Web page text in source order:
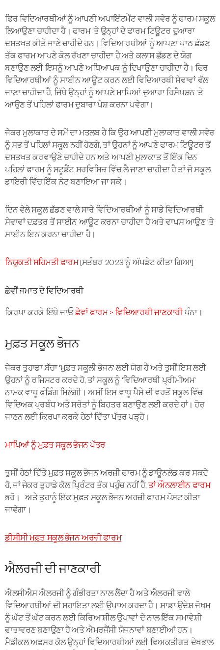
ਫਿਰ ਵਿਦਿਆਰਥੀਆਂ ਨੂੰ ਆਪਣੀ ਅਪਾਇੰਟਮੈਂਟ ਵਾਲੀ ਸਵੇਰ ਨੂੰ ਫਾਰਮ ਸਕੂਲ
ਲਿਆਉਣਾ ਚਾਹੀਦਾ ਹੈ। ਫਾਰਮ 'ਤੇ ਉਨ੍ਹਾਂ ਦੇ ਫਾਰਮ ਟਿਊਟਰ ਦੁਆਰਾ
ਦਸਤਖਤ ਕੀਤੇ ਜਾਣੇ ਚਾਹੀਦੇ ਹਨ। ਵਿਦਿਆਰਥੀਆਂ ਨੂੰ ਆਪਣਾ ਪਾਠ ਛੱਡਣ
ਤੱਕ ਫਾਰਮ ਆਪਣੇ ਕੋਲ ਰੱਖਣਾ ਚਾਹੀਦਾ ਹੈ ਅਤੇ ਕਲਾਸ ਛੱਡਣ ਦੇ ਯੋਗ
ਬਣਾਉਣ ਲਈ ਇਸਨੂੰ ਆਪਣੇ ਅਧਿਆਪਕ ਨੂੰ ਦਿਖਾਉਣਾ ਚਾਹੀਦਾ ਹੈ। ਫਿਰ
ਵਿਦਿਆਰਥੀਆਂ ਨੂੰ ਸਾਈਨ ਆਊਟ ਕਰਨ ਲਈ ਵਿਦਿਆਰਥੀ ਸੇਵਾਵਾਂ ਵੱਲ
ਜਾਣਾ ਚਾਹੀਦਾ ਹੈ, ਜਿੱਥੇ ਉਨ੍ਹਾਂ ਨੂੰ ਆਪਣੇ ਮਾਪਿਆਂ ਦੁਆਰਾ ਰਿਸੈਪਸ਼ਨ 'ਤੇ
ਆਉਣ ਤੋਂ ਪਹਿਲਾਂ ਫਾਰਮ ਦੁਬਾਰਾ ਪੇਸ਼ ਕਰਨਾ ਪਵੇਗਾ।
ਜੇਕਰ ਮੁਲਾਕਾਤ ਦੇ ਸਮੇਂ ਦਾ ਮਤਲਬ ਹੈ ਕਿ ਉਹ ਆਪਣੀ ਮੁਲਾਕਾਤ ਵਾਲੀ ਸਵੇਰ
ਨੂੰ ਸਭ ਤੋਂ ਪਹਿਲਾਂ ਸਕੂਲ ਨਹੀਂ ਹੋਣਗੇ, ਤਾਂ ਉਹਨਾਂ ਨੂੰ ਆਪਣੇ ਫਾਰਮ ਟਿਊਟਰ ਤੋਂ
ਦਸਤਖਤ ਕਰਵਾਉਣੇ ਚਾਹੀਦੇ ਹਨ ਅਤੇ ਆਪਣੀ ਮੁਲਾਕਾਤ ਤੋਂ ਇੱਕ ਦਿਨ
ਪਹਿਲਾਂ ਫਾਰਮ ਨੂੰ ਸਟੂਡੈਂਟ ਸਰਵਿਸਿਜ਼ ਵਿੱਚ ਲੈ ਜਾਣਾ ਚਾਹੀਦਾ ਹੈ ਤਾਂ ਜੋ ਸਕੂਲ
ਡਾਇਰੀ ਵਿੱਚ ਇੱਕ ਨੋਟ ਬਣਾਇਆ ਜਾ ਸਕੇ।
ਦਿਨ ਵੇਲੇ ਸਕੂਲ ਛੱਡਣ ਵਾਲੇ ਸਾਰੇ ਵਿਦਿਆਰਥੀਆਂ ਨੂੰ ਸਾਡੇ ਵਿਦਿਆਰਥੀ
ਸੇਵਾਵਾਂ ਦਫ਼ਤਰ ਤੋਂ ਸਾਈਨ ਆਊਟ ਕਰਨਾ ਚਾਹੀਦਾ ਹੈ ਅਤੇ ਵਾਪਸ ਆਉਣ 'ਤੇ
ਸਾਈਨ ਇਨ ਕਰਨਾ ਚਾਹੀਦਾ ਹੈ।
ਨਿਯੁਕਤੀ ਸਹਿਮਤੀ ਫਾਰਮ[ਸਤੰਬਰ 2023 ਨੂੰ ਅੱਪਡੇਟ ਕੀਤਾ ਗਿਆ]
ਛੇਵੀਂ ਜਮਾਤ ਦੇ ਵਿਦਿਆਰਥੀ
ਕਿਰਪਾ ਕਰਕੇ ਇੱਥੇ ਜਾਓਛੇਵਾਂ ਫਾਰਮ > ਵਿਦਿਆਰਥੀ ਜਾਣਕਾਰੀਪੰਨਾ।
ਮੁਫ਼ਤ ਸਕੂਲ ਭੋਜਨ
ਜੇਕਰ ਤੁਹਾਡਾ ਬੱਚਾ 'ਮੁਫ਼ਤ ਸਕੂਲੀ ਭੋਜਨ' ਲਈ ਯੋਗ ਹੈ ਅਤੇ ਤੁਸੀਂ ਇਸ ਲਈ
ਉਹਨਾਂ ਨੂੰ ਰਜਿਸਟਰ ਕਰਦੇ ਹੋ, ਤਾਂ ਸਕੂਲ ਨੂੰ 'ਵਿਦਿਆਰਥੀ ਪ੍ਰੀਮੀਅਮ'
ਨਾਮਕ ਵਾਧੂ ਫੰਡਿੰਗ ਮਿਲੇਗੀ। ਅਸੀਂ ਇਸ ਵਾਧੂ ਪੈਸੇ ਦੀ ਵਰਤੋਂ ਸਕੂਲ ਵਿੱਚ
ਵਿਦਿਅਕ ਪ੍ਰਬੰਧ ਅਤੇ ਸਰੋਤਾਂ ਨੂੰ ਬਿਹਤਰ ਬਣਾਉਣ ਲਈ ਕਰਦੇ ਹਾਂ। ਹੋਰ
ਜਾਣਨ ਲਈ ਕਿਰਪਾ ਕਰਕੇ ਹੇਠਾਂ ਦਿੱਤਾ ਪੱਤਰ ਪੜ੍ਹੋ।
ਮਾਪਿਆਂ ਨੂੰ ਮੁਫ਼ਤ ਸਕੂਲ ਭੋਜਨ ਪੱਤਰ
ਤੁਸੀਂ ਹੇਠਾਂ ਦਿੱਤੇ ਮੁਫ਼ਤ ਸਕੂਲ ਭੋਜਨ ਅਰਜ਼ੀ ਫਾਰਮ ਨੂੰ ਡਾਊਨਲੋਡ ਕਰ ਸਕਦੇ
ਹੋ, ਜਾਂ ਜੇਕਰ ਤੁਹਾਡੇ ਕੋਲ ਪ੍ਰਿੰਟਰ ਤੱਕ ਪਹੁੰਚ ਨਹੀਂ ਹੈ,ਤਾਂ ਔਨਲਾਈਨ ਫਾਰਮ
ਭਰੋ।
ਅਤੇ ਤੁਹਾਨੂੰ ਇੱਕ ਮੁਫ਼ਤ ਸਕੂਲ ਭੋਜਨ ਅਰਜ਼ੀ ਫਾਰਮ ਪੋਸਟ ਕੀਤਾ
ਜਾਵੇਗਾ।
ਡੀਸੀਸੀ ਮੁਫ਼ਤ ਸਕੂਲ ਭੋਜਨ ਅਰਜ਼ੀ ਫਾਰਮ
ਐਲਰਜੀ ਦੀ ਜਾਣਕਾਰੀ
ਐਲਸੀਐਸ ਐਲਰਜੀ ਨੂੰ ਗੰਭੀਰਤਾ ਨਾਲ ਲੈਂਦਾ ਹੈ ਅਤੇ ਐਲਰਜੀ ਵਾਲੇ
ਵਿਦਿਆਰਥੀਆਂ ਦੀ ਸਹਾਇਤਾ ਲਈ ਉਪਾਅ ਕਰਦਾ ਹੈ। ਸਾਡਾ ਉਦੇਸ਼ ਜੋਖਮ
ਨੂੰ ਘੱਟ ਤੋਂ ਘੱਟ ਕਰਨ ਲਈ ਕਿਰਿਆਸ਼ੀਲ ਉਪਾਵਾਂ ਦੇ ਨਾਲ ਇੱਕ ਸਮਾਵੇਸ਼ੀ
ਵਾਤਾਵਰਣ ਬਣਾਉਣਾ ਹੈ ਅਤੇ ਐਮਰਜੈਂਸੀ ਯੋਜਨਾਵਾਂ ਬਣਾਈਆਂ ਹਨ।
ਮੈਡੀਕਲ ਅਫਸਰ ਕੋਲ ਉਨ੍ਹਾਂ ਵਿਦਿਆਰਥੀਆਂ ਲਈ ਵਿਅਕਤੀਗਤ ਦੇਖਭਾਲ